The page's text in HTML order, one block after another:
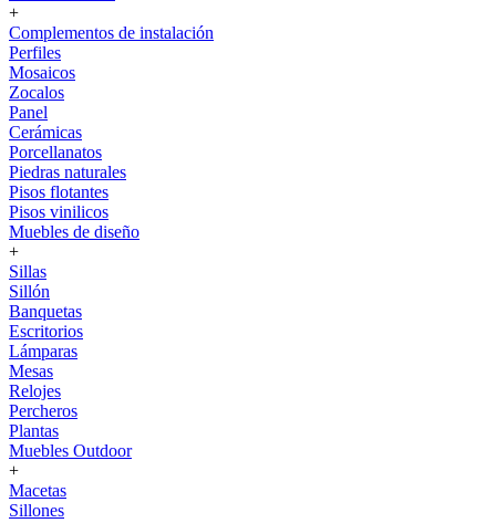
+
Complementos de instalación
Perfiles
Mosaicos
Zocalos
Panel
Cerámicas
Porcellanatos
Piedras naturales
Pisos flotantes
Pisos vinilicos
Muebles de diseño
+
Sillas
Sillón
Banquetas
Escritorios
Lámparas
Mesas
Relojes
Percheros
Plantas
Muebles Outdoor
+
Macetas
Sillones